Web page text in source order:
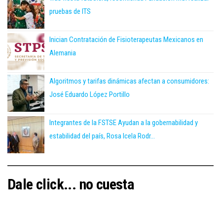
pruebas de ITS
Inician Contratación de Fisioterapeutas Mexicanos en
Alemania
Algoritmos y tarifas dinámicas afectan a consumidores:
José Eduardo López Portillo
Integrantes de la FSTSE Ayudan a la gobernabilidad y
estabilidad del país, Rosa Icela Rodr...
Dale click... no cuesta